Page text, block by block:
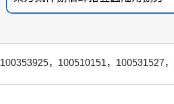
100353925， 100510151， 100531527，